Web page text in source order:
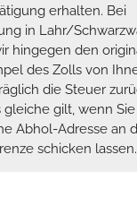
erhalten. Bei
in Lahr/
hingegen den
des Zolls von
die Steuer
gleiche gilt, wenn
Abhol-Adresse an
schicken lassen.